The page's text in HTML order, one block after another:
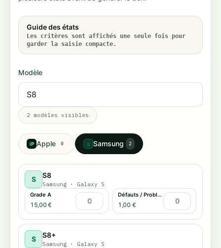
Guide des états
Les critères sont affichés une seule fois pour
garder la saisie compacte.
Modèle
2 modèles visibles
iP Apple 0 S Samsung 2
S S8
Samsung · Galaxy S
Grade A
15,00 €
Défauts / Problème tactile
1,00 €
S S8+
Samsung · Galaxy S